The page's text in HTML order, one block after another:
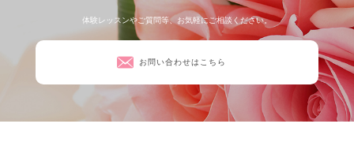
体験レッスンやご質問等、お気軽にご相談ください。
お問い合わせはこちら